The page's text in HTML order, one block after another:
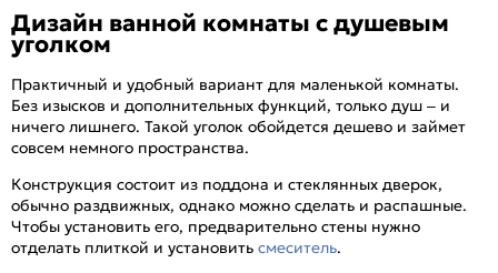
Дизайн ванной комнаты с душевым
уголком
Практичный и удобный вариант для маленькой комнаты.
Без изысков и дополнительных функций, только душ – и
ничего лишнего. Такой уголок обойдется дешево и займет
совсем немного пространства.
Конструкция состоит из поддона и стеклянных дверок,
обычно раздвижных, однако можно сделать и распашные.
Чтобы установить его, предварительно стены нужно
отделать плиткой и установить смеситель.